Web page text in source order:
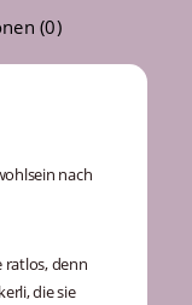
(0)
nach
ratlos, denn
die sie